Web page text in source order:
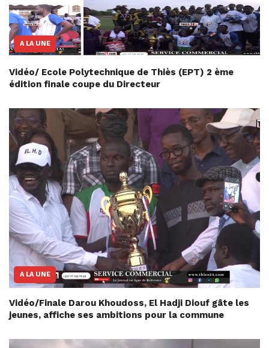
A LA UNE
Vidéo/ Ecole Polytechnique de Thiès (EPT) 2 ème
édition finale coupe du Directeur
A LA UNE
Vidéo/Finale Darou Khoudoss, El Hadji Diouf gâte les
jeunes, affiche ses ambitions pour la commune